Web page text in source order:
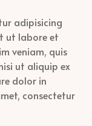
adipisicing
ut labore et
veniam, quis
ut aliquip ex
dolor in
consectetur